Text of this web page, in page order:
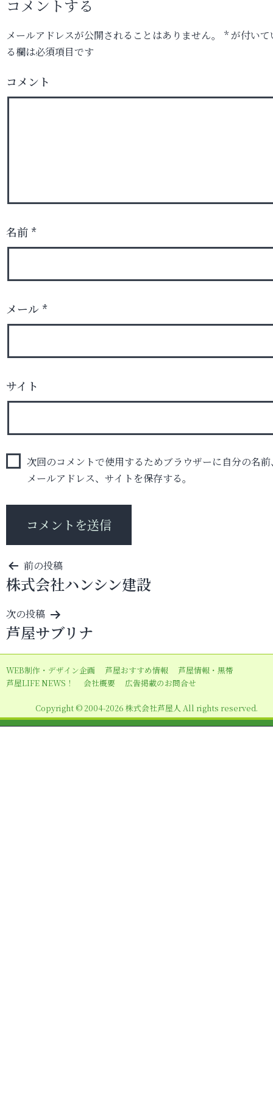
コメントする
メールアドレスが公開されることはありません。 *が付いて
る欄は必須項目です
コメント
名前 *
メール *
サイト
次回のコメントで使用するためブラウザーに自分の名前
メールアドレス、サイトを保存する。
投
稿
ナ
ビ
ゲ
ー
シ
ン
前の投稿
株式会社ハンシン建設
次の投稿
芦屋サブリナ
WEB制作・デザイン企画 芦屋おすすめ情報
芦屋情報・黒帯
芦屋LIFE NEWS！
会社概要 広告掲載のお問合せ
Copyright © 2004-2026 株式会社芦屋人 All rights reserved.